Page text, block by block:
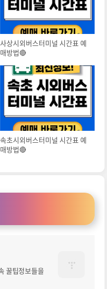
사상시외버스터미널 시간표 예
매방법🔴
속초시외버스터미널 시간표 예
매방법🔴
꿀팁정보들을